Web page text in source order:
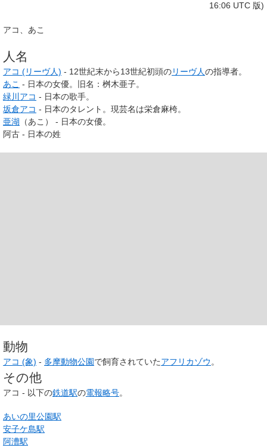
16:06 UTC 版)
アコ あこ
人名
アコ (リーヴ人) - 12世紀末から13世紀初頭のリーヴ人の指導者。
あこ - 日本の女優。旧名：桝木亜子。
緑川アコ - 日本の歌手。
坂倉アコ - 日本のタレント。現芸名は栄倉麻桍。
亜湖 （あこ） - 日本の女優。
阿古 - 日本の姓
動物
アコ (象) - 多摩動物公園で飼育されていたアフリカゾウ。
その他
アコ - 以下の鉄道駅の電報略号。
あいの里公園駅
安子ケ島駅
阿漕駅